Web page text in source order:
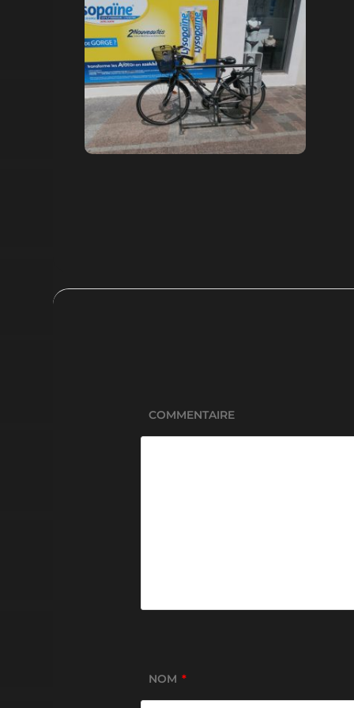
COMMENTAIRE
NOM *